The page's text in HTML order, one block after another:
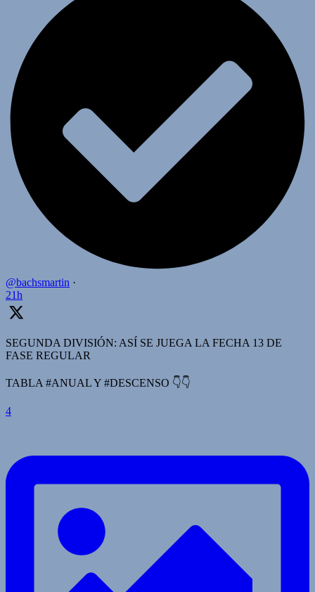
@bachsmartin ·
21h
SEGUNDA DIVISIÓN: ASÍ SE JUEGA LA FECHA 13 DE
FASE REGULAR
TABLA #ANUAL Y #DESCENSO 👇👇
4